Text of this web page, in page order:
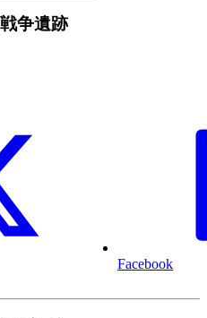
争遺跡
Facebook